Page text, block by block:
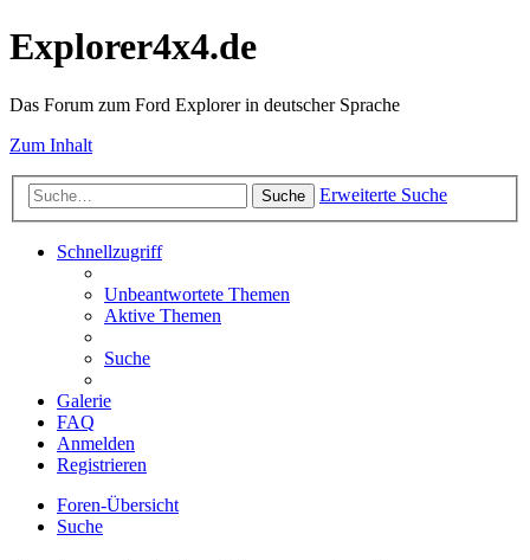
Explorer4x4.de
Das Forum zum Ford Explorer in deutscher Sprache
Zum Inhalt
Suche Erweiterte Suche
Schnellzugriff
Unbeantwortete Themen
Aktive Themen
Suche
Galerie
FAQ
Anmelden
Registrieren
Foren-Übersicht
Suche